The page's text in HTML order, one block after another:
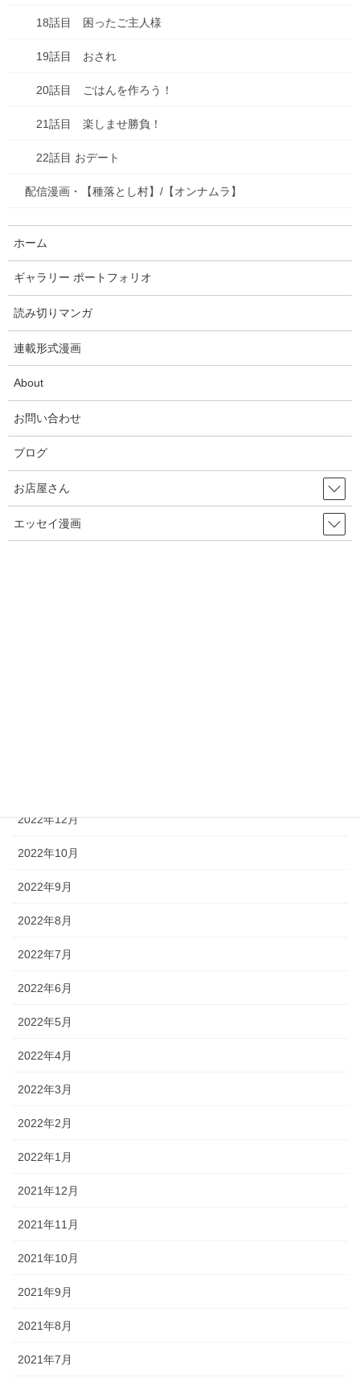
2025年3月
2025年2月
2025年1月
2024年12月
2024年10月
2024年7月
2024年6月
2024年5月
2024年4月
2022年12月
2022年10月
2022年9月
2022年8月
2022年7月
2022年6月
2022年5月
2022年4月
2022年3月
2022年2月
2022年1月
2021年12月
2021年11月
2021年10月
2021年9月
2021年8月
2021年7月
18話目 困ったご主人様
19話目 おされ
20話目 ごはんを作ろう！
21話目 楽しませ勝負！
22話目 おデート
配信漫画・【種落とし村】/【オンナムラ】
ホーム
ギャラリー ポートフォリオ
読み切りマンガ
連載形式漫画
About
お問い合わせ
ブログ
お店屋さん
エッセイ漫画